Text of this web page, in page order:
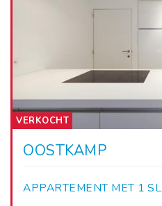
VERKOCHT
OOSTKAMP
APPARTEMENT MET 1